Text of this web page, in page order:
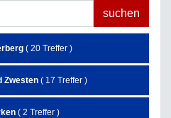
( 20 Treffer )
Zwesten ( 17 Treffer )
( 2 Treffer )